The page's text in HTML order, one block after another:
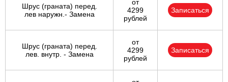
Шрус (граната) перед.
лев наружн.- Замена
от
4299
рублей
Записаться
Шрус (граната) перед.
лев. внутр. - Замена
от
4299
рублей
Записаться